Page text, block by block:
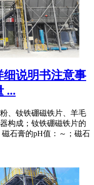
说明书注意事
...
、钕铁硼磁铁片、羊毛
构成；钕铁硼磁铁片的
石膏的pH值：～；磁石